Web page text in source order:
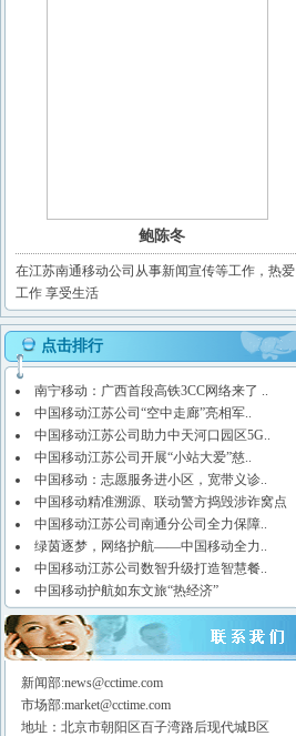
鲍陈冬
在江苏南通移动公司从事新闻宣传等工作，热爱
工作 享受生活
点击排行
南宁移动：广西首段高铁3CC网络来了 ..
中国移动江苏公司“空中走廊”亮相军..
中国移动江苏公司助力中天河口园区5G..
中国移动江苏公司开展“小站大爱”慈..
中国移动：志愿服务进小区，宽带义诊..
中国移动精准溯源、联动警方捣毁涉诈窝点
中国移动江苏公司南通分公司全力保障..
绿茵逐梦，网络护航——中国移动全力..
中国移动江苏公司数智升级打造智慧餐..
中国移动护航如东文旅“热经济”
新闻部:news@cctime.com
市场部:market@cctime.com
地址：北京市朝阳区百子湾路后现代城B区